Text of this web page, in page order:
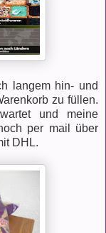
langem hin- und
zu füllen.
und meine
per mail über
DHL.